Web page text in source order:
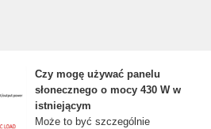
Czy mogę używać panelu
słonecznego o mocy 430 W w
istniejącym
Może to być szczególnie